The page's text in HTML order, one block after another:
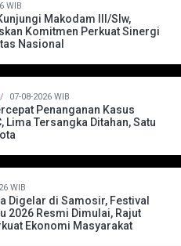
WIB
Makodam III/Slw,
Komitmen Perkuat Sinergi
Nasional
/ 07-08-2026 WIB
Penanganan Kasus
Lima Tersangka Ditahan, Satu
WIB
Digelar di Samosir, Festival
2026 Resmi Dimulai, Rajut
Ekonomi Masyarakat